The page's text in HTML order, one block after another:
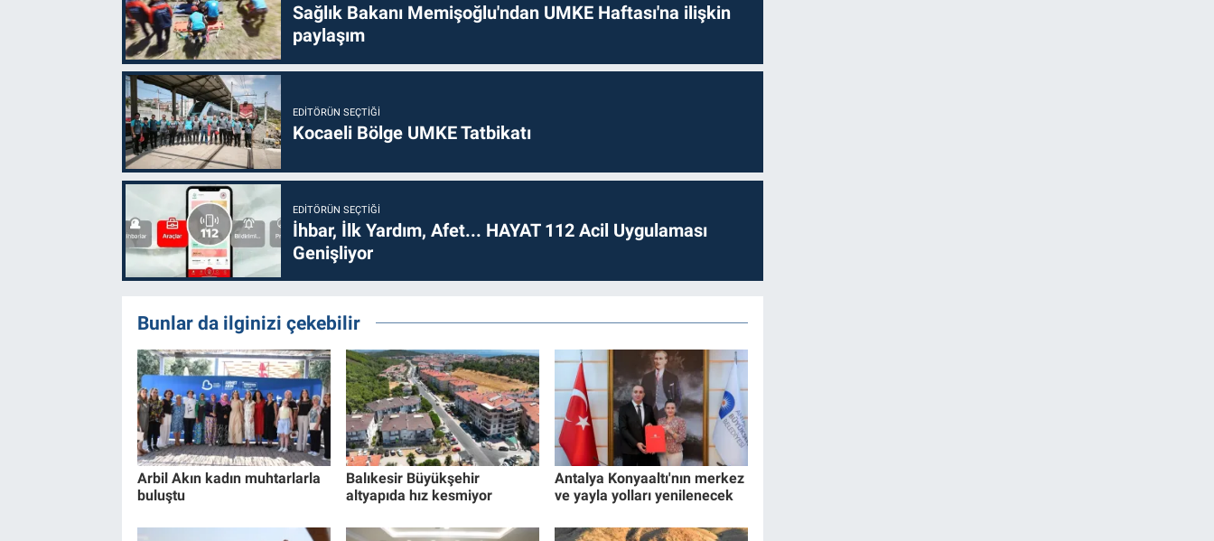
Sağlık Bakanı Memişoğlu'ndan UMKE Haftası'na ilişkin
paylaşım
EDITÖRÜN SEÇTIĞI
Kocaeli Bölge UMKE Tatbikatı
EDITÖRÜN SEÇTIĞI
İhbar, İlk Yardım, Afet... HAYAT 112 Acil Uygulaması
Genişliyor
Bunlar da ilginizi çekebilir
Arbil Akın kadın muhtarlarla
buluştu
Balıkesir Büyükşehir
altyapıda hız kesmiyor
Antalya Konyaaltı'nın merkez
ve yayla yolları yenilenecek